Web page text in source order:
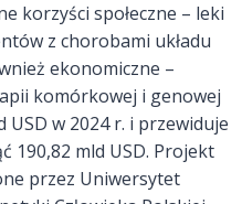
korzyści społeczne – leki
z chorobami układu
ekonomiczne –
komórkowej i genowej
USD w 2024 r. i przewiduje
190,82 mld USD. Projekt
przez Uniwersytet